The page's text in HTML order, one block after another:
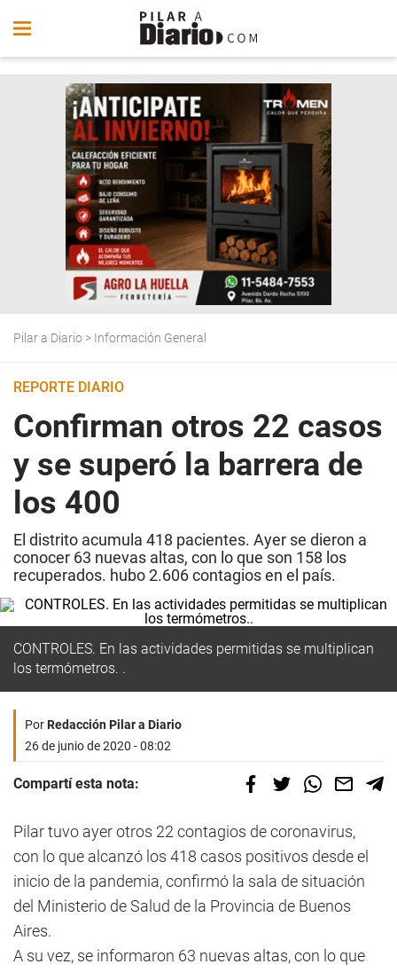
Pilar a Diario > Información General
REPORTE DIARIO
Confirman otros 22 casos
y se superó la barrera de
los 400
El distrito acumula 418 pacientes. Ayer se dieron a
conocer 63 nuevas altas, con lo que son 158 los
recuperados. hubo 2.606 contagios en el país.
CONTROLES. En las actividades permitidas se multiplican
los termómetros. .
PorRedacción Pilar a Diario
26 de junio de 2020 - 08:02
Compartí esta nota:
Pilar tuvo ayer otros 22 contagios de coronavirus,
con lo que alcanzó los 418 casos positivos desde el
inicio de la pandemia, confirmó la sala de situación
del Ministerio de Salud de la Provincia de Buenos
Aires.
A su vez, se informaron 63 nuevas altas, con lo que